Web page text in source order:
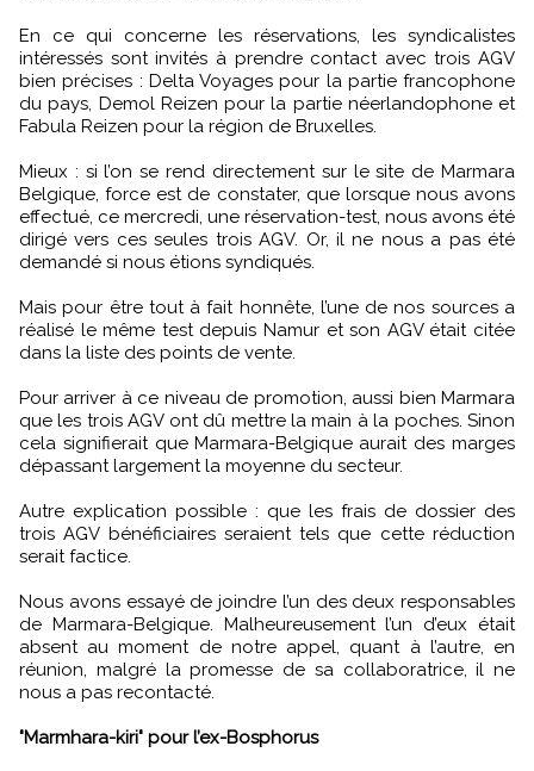
En ce qui concerne les réservations, les syndicalistes
intéressés sont invités à prendre contact avec trois AGV
bien précises : Delta Voyages pour la partie francophone
du pays, Demol Reizen pour la partie néerlandophone et
Fabula Reizen pour la région de Bruxelles.
Mieux : si l’on se rend directement sur le site de Marmara
Belgique, force est de constater, que lorsque nous avons
effectué, ce mercredi, une réservation-test, nous avons été
dirigé vers ces seules trois AGV. Or, il ne nous a pas été
demandé si nous étions syndiqués.
Mais pour être tout à fait honnête, l’une de nos sources a
réalisé le même test depuis Namur et son AGV était citée
dans la liste des points de vente.
Pour arriver à ce niveau de promotion, aussi bien Marmara
que les trois AGV ont dû mettre la main à la poches. Sinon
cela signifierait que Marmara-Belgique aurait des marges
dépassant largement la moyenne du secteur.
Autre explication possible : que les frais de dossier des
trois AGV bénéficiaires seraient tels que cette réduction
serait factice.
Nous avons essayé de joindre l’un des deux responsables
de Marmara-Belgique. Malheureusement l’un d’eux était
absent au moment de notre appel, quant à l’autre, en
réunion, malgré la promesse de sa collaboratrice, il ne
nous a pas recontacté.
"Marmhara-kiri" pour l’ex-Bosphorus